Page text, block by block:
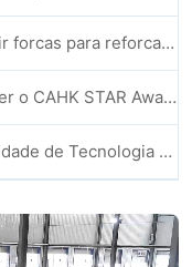
eSignGlobal × Alibaba Cloud | Unir forcas para reforcar a confianca digital global no setor fintech
Parabens a eSignGlobal por vencer o CAHK STAR Award 2025!
Jantar do Dia Nacional da Comunidade de Tecnologia e Inovacao de Hong Kong